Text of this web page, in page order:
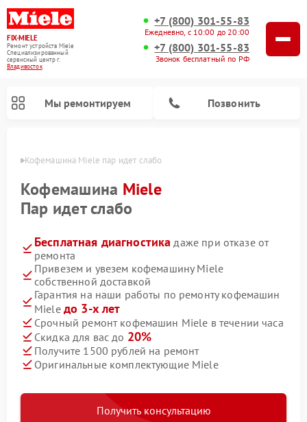
FIX-MIELE
Ремонт устройств Miele
Специализированный
cервисный центр г.
Владивосток
+7 (800) 301-55-83
Ежедневно, с 10:00 до 20:00
+7 (800) 301-55-83
Звонок бесплатный по РФ
Мы ремонтируем Позвонить
Кофемашина Miele пар идет слабо
Кофемашина Miele
Пар идет слабо
Бесплатная диагностика даже при отказе от
ремонта
Привезем и увезем кофемашину Miele
собственной доставкой
Гарантия на наши работы по ремонту кофемашин
Miele до 3-х лет
Срочный ремонт кофемашин Miele в течении часа
Скидка для вас до 20%
Получите 1500 рублей на ремонт
Оригинальные комплектующие Miele
Получить консультацию